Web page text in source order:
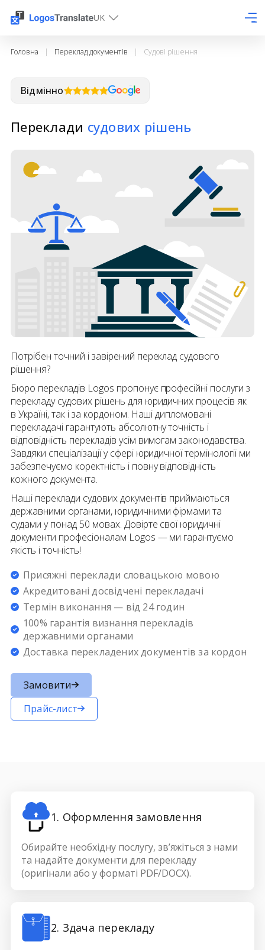
UK
Головна | Переклад документів | Судові рішення
Відмінно
Переклади судових рішень
Потрібен точний і завірений переклад судового
рішення?
Бюро перекладів Logos пропонує професійні послуги з
перекладу судових рішень для юридичних процесів як
в Україні, так і за кордоном. Наші дипломовані
перекладачі гарантують абсолютну точність і
відповідність перекладів усім вимогам законодавства.
Завдяки спеціалізації у сфері юридичної термінології ми
забезпечуємо коректність і повну відповідність
кожного документа.
Наші переклади судових документів приймаються
державними органами, юридичними фірмами та
судами у понад 50 мовах. Довірте свої юридичні
документи професіоналам Logos — ми гарантуємо
якість і точність!
Присяжні переклади словацькою мовою
Акредитовані досвідчені перекладачі
Термін виконання — від 24 годин
100% гарантія визнання перекладів
державними органами
Доставка перекладених документів за кордон
Замовити
Прайс-лист
1. Оформлення замовлення
Обирайте необхідну послугу, зв’яжіться з нами
та надайте документи для перекладу
(оригінали або у форматі PDF/DOCX).
2. Здача перекладу